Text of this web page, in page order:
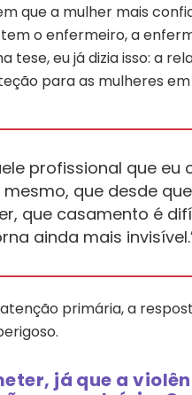
que a mulher mais
o enfermeiro, a
tese, eu já dizia isso: a
para as mulheres
profissional que eu
que desde
que casamento é
ainda mais
primária, a
já que a